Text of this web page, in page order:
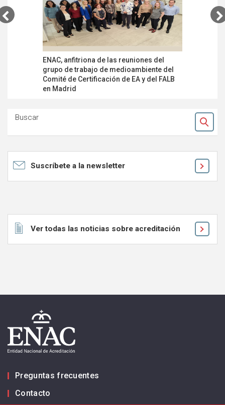
ENAC, anfitriona de las reuniones del
grupo de trabajo de medioambiente del
Comité de Certificación de EA y del FALB
en Madrid
Buscar
Ok
Suscríbete a la newsletter
Ver todas las noticias sobre acreditación
Preguntas frecuentes
Contacto